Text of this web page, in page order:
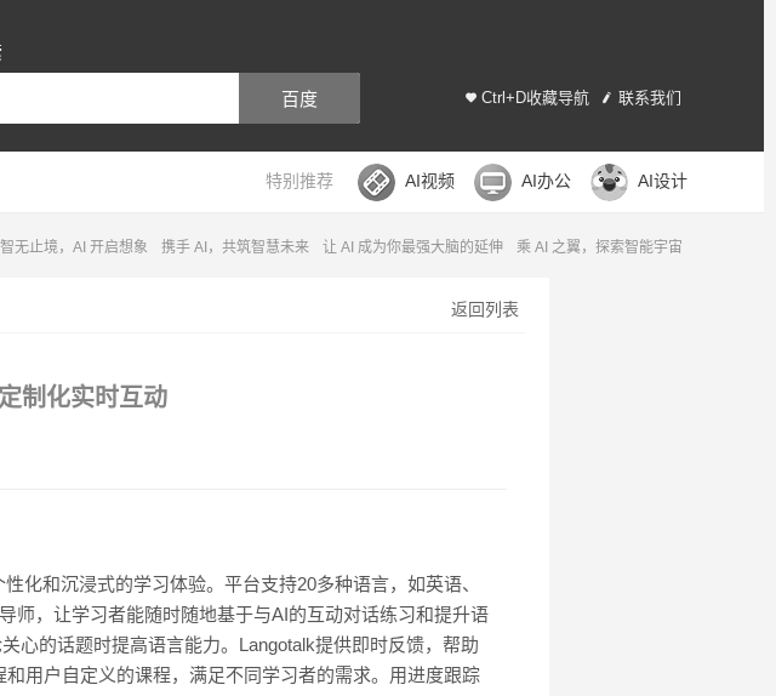
Ctrl+D收藏导航 联系我们
百度
特别推荐 AI视频 AI办公 AI设计
智无止境，AI 开启想象 携手 AI，共筑智慧未来 让 AI 成为你最强大脑的延伸 乘 AI 之翼，探索智能宇宙
返回列表
制化实时互动
化和沉浸式的学习体验。平台支持20多种语言，如英语、
师，让学习者能随时随地基于与AI的互动对话练习和提升语
心的话题时提高语言能力。Langotalk提供即时反馈，帮助
用户自定义的课程，满足不同学习者的需求。用进度跟踪